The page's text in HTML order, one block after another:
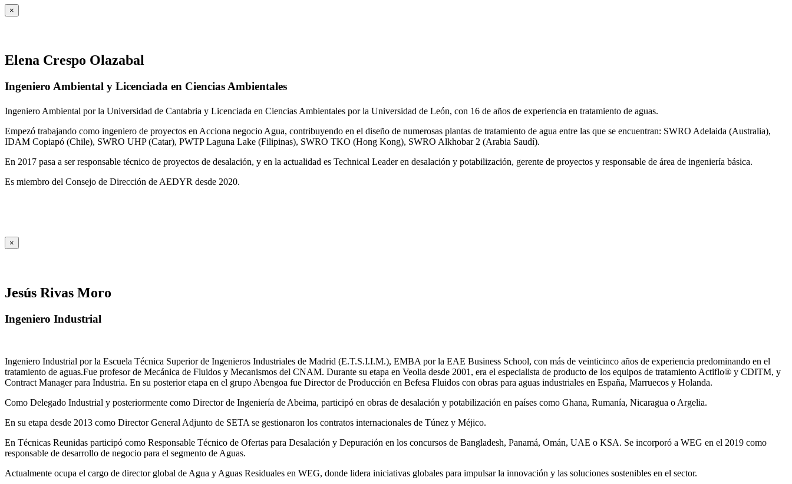
×
Elena Crespo Olazabal
Ingeniero Ambiental y Licenciada en Ciencias Ambientales
Ingeniero Ambiental por la Universidad de Cantabria y Licenciada en Ciencias Ambientales por la Universidad de León, con 16 de años de experiencia en tratamiento de aguas.
Empezó trabajando como ingeniero de proyectos en Acciona negocio Agua, contribuyendo en el diseño de numerosas plantas de tratamiento de agua entre las que se encuentran: SWRO Adelaida (Australia),
IDAM Copiapó (Chile), SWRO UHP (Catar), PWTP Laguna Lake (Filipinas), SWRO TKO (Hong Kong), SWRO Alkhobar 2 (Arabia Saudí).
En 2017 pasa a ser responsable técnico de proyectos de desalación, y en la actualidad es Technical Leader en desalación y potabilización, gerente de proyectos y responsable de área de ingeniería básica.
Es miembro del Consejo de Dirección de AEDYR desde 2020.
×
Jesús Rivas Moro
Ingeniero Industrial
Ingeniero Industrial por la Escuela Técnica Superior de Ingenieros Industriales de Madrid (E.T.S.I.I.M.), EMBA por la EAE Business School, con más de veinticinco años de experiencia predominando en el
tratamiento de aguas.Fue profesor de Mecánica de Fluidos y Mecanismos del CNAM. Durante su etapa en Veolia desde 2001, era el especialista de producto de los equipos de tratamiento Actiflo® y CDITM, y
Contract Manager para Industria. En su posterior etapa en el grupo Abengoa fue Director de Producción en Befesa Fluidos con obras para aguas industriales en España, Marruecos y Holanda.
Como Delegado Industrial y posteriormente como Director de Ingeniería de Abeima, participó en obras de desalación y potabilización en países como Ghana, Rumanía, Nicaragua o Argelia.
En su etapa desde 2013 como Director General Adjunto de SETA se gestionaron los contratos internacionales de Túnez y Méjico.
En Técnicas Reunidas participó como Responsable Técnico de Ofertas para Desalación y Depuración en los concursos de Bangladesh, Panamá, Omán, UAE o KSA. Se incorporó a WEG en el 2019 como
responsable de desarrollo de negocio para el segmento de Aguas.
Actualmente ocupa el cargo de director global de Agua y Aguas Residuales en WEG, donde lidera iniciativas globales para impulsar la innovación y las soluciones sostenibles en el sector.